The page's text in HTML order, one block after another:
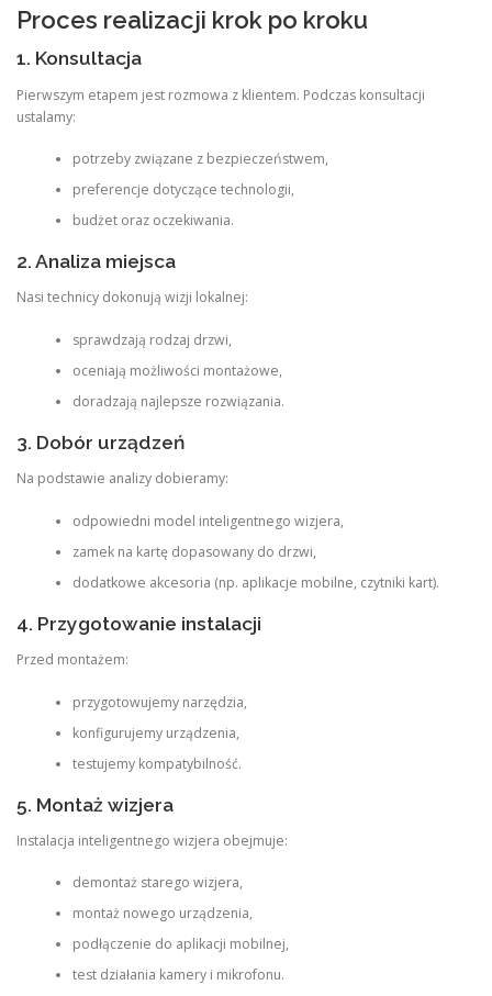
Proces realizacji krok po kroku
1. Konsultacja
Pierwszym etapem jest rozmowa z klientem. Podczas konsultacji
ustalamy:
potrzeby związane z bezpieczeństwem,
preferencje dotyczące technologii,
budżet oraz oczekiwania.
2. Analiza miejsca
Nasi technicy dokonują wizji lokalnej:
sprawdzają rodzaj drzwi,
oceniają możliwości montażowe,
doradzają najlepsze rozwiązania.
3. Dobór urządzeń
Na podstawie analizy dobieramy:
odpowiedni model inteligentnego wizjera,
zamek na kartę dopasowany do drzwi,
dodatkowe akcesoria (np. aplikacje mobilne, czytniki kart).
4. Przygotowanie instalacji
Przed montażem:
przygotowujemy narzędzia,
konfigurujemy urządzenia,
testujemy kompatybilność.
5. Montaż wizjera
Instalacja inteligentnego wizjera obejmuje:
demontaż starego wizjera,
montaż nowego urządzenia,
podłączenie do aplikacji mobilnej,
test działania kamery i mikrofonu.